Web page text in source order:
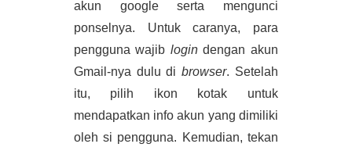
akun google serta mengunci
ponselnya. Untuk caranya, para
pengguna wajib login dengan akun
Gmail-nya dulu di browser. Setelah
itu, pilih ikon kotak untuk
mendapatkan info akun yang dimiliki
oleh si pengguna. Kemudian, tekan